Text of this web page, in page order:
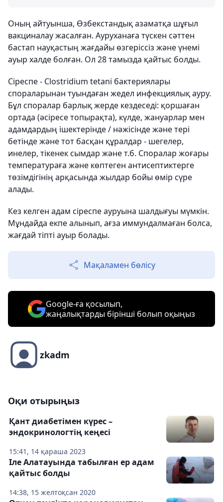
Оның айтуынша, Өзбекстандық азаматқа шұғыл
вакциналау жасалған. Ауруханаға түскен сәттен
бастап науқастың жағдайы өзгеріссіз және үнемі
ауыр халде болған. Ол 28 тамызда қайтыс болды.
Сіреспе - Clostridium tetani бактериялары
спораларынан туындаған жедел инфекциялық ауру.
Бұл споралар барлық жерде кездеседі: қоршаған
ортада (әсіресе топырақта), күлде, жануарлар мен
адамдардың ішектерінде / нәжісінде және тері
бетінде және тот басқан құралдар - шегелер,
инелер, тікенек сымдар және т.б. Споралар жоғары
температураға және көптеген антисептиктерге
төзімдігінің арқасында жылдар бойы өмір сүре
алады.
Кез келген адам сіреспе ауруына шалдығуы мүмкін.
Мұндайда екпе алынып, ағза иммундалмаған болса,
жағдай тіпті ауыр болады.
Мақаламен бөлісу
Google-ға қосылып,
жаңалықтарды бірінші болып оқыңыз
zkadm
Оқи отырыңыз
15:41, 14 қараша 2023
Қант диабетімен күрес –
эндокринологтің кеңесі
14:38, 15 желтоқсан 2020
Іле Алатауында табылған ер адам
қайтыс болды